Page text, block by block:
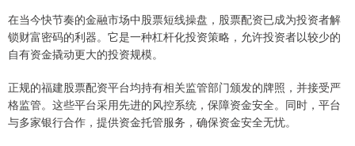
在当今快节奏的金融市场中股票短线操盘，股票配资已成为投资者解
锁财富密码的利器。它是一种杠杆化投资策略，允许投资者以较少的
自有资金撬动更大的投资规模。
正规的福建股票配资平台均持有相关监管部门颁发的牌照，并接受严
格监管。这些平台采用先进的风控系统，保障资金安全。同时，平台
与多家银行合作，提供资金托管服务，确保资金安全无忧。